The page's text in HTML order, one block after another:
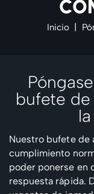
Inicio
bufete
Nuestro bufete de
cumplimiento
poder ponerse en
respuesta rápida.